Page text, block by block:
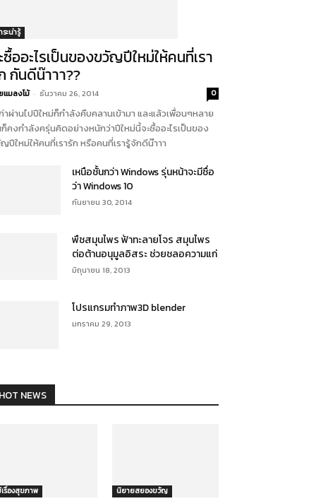
ระน่ารู้
ซื้ออะไรเป็นของขวัญปีใหม่ให้คนที่เรา
กันดีน๊าาา??
แมลงโม้ - ธันวาคม 26, 2014 0
าผ่านไปปีใหม่ก็กำลังคืบคลานเข้ามา และแล้วเพื่อนๆหลาย
คงกำลังครุ่นคิดอย่างหนักว่าปีใหม่นี้จะซื้ออะไรเป็นของ
ปีใหม่ให้คนที่เรารัก หรือคนที่เรารู้จักดีน๊าาา
เหนือชั้นกว่า Windows รุ่นหน้าจะมีชื่อ
ว่า Windows 10
กันยายน 30, 2014
พืชสมุนไพร ฟ้าทะลายโจร สมุนไพร
ต่อต้านอนุมูลอิสระ ช่วยชลอความแก่
มิถุนายน 18, 2013
โปรแกรมทำภาพ3D blender
มกราคม 29, 2013
HOT NEWS
เรื่องสุขภาพ นิยายสยองขวัญ